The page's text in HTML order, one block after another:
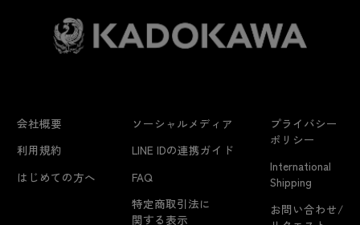
会社概要
利用規約
はじめての方へ
ソーシャルメディア
LINE IDの連携ガイド
FAQ
特定商取引法に
関する表示
プライバシー
ポリシー
International
Shipping
お問い合わせ/